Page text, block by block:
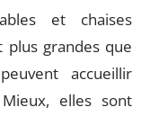
et chaises
plus grandes que
accueillir
elles sont